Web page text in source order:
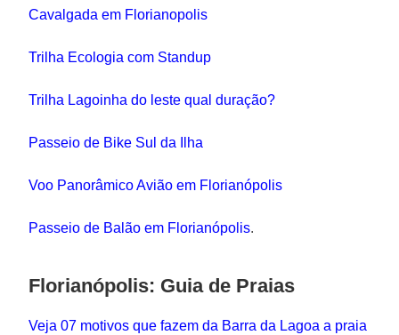
Cavalgada em Florianopolis
Trilha Ecologia com Standup
Trilha Lagoinha do leste qual duração?
Passeio de Bike Sul da Ilha
Voo Panorâmico Avião em Florianópolis
Passeio de Balão em Florianópolis.
Florianópolis: Guia de Praias
Veja 07 motivos que fazem da Barra da Lagoa a praia